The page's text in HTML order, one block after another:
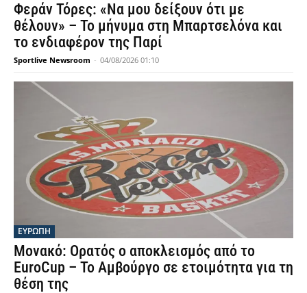
Φεράν Τόρες: «Να μου δείξουν ότι με
θέλουν» – Το μήνυμα στη Μπαρτσελόνα και
το ενδιαφέρον της Παρί
Sportlive Newsroom - 04/08/2026 01:10
ΕΥΡΩΠΗ
Μονακό: Ορατός ο αποκλεισμός από το
EuroCup – Το Αμβούργο σε ετοιμότητα για τη
θέση της